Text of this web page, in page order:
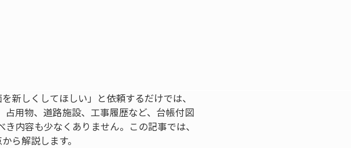
新しくしてほしい」と依頼するだけでは、
用物、道路施設、工事履歴など、台帳付図
内容も少なくありません。この記事では、
ら解説します。